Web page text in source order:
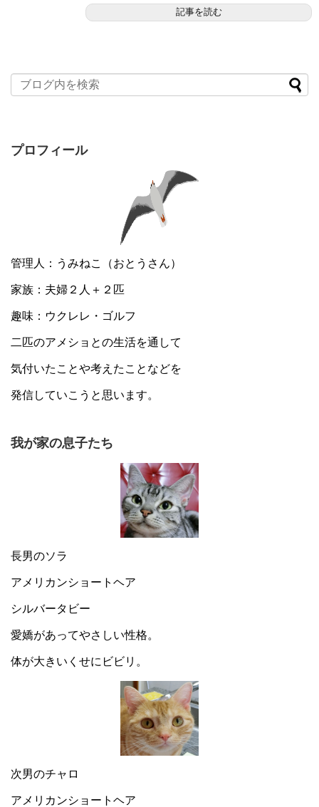
記事を読む
プロフィール
管理人：うみねこ（おとうさん）
家族：夫婦２人＋２匹
趣味：ウクレレ・ゴルフ
二匹のアメショとの生活を通して
気付いたことや考えたことなどを
発信していこうと思います。
我が家の息子たち
長男のソラ
アメリカンショートヘア
シルバータビー
愛嬌があってやさしい性格。
体が大きいくせにビビリ。
次男のチャロ
アメリカンショートヘア